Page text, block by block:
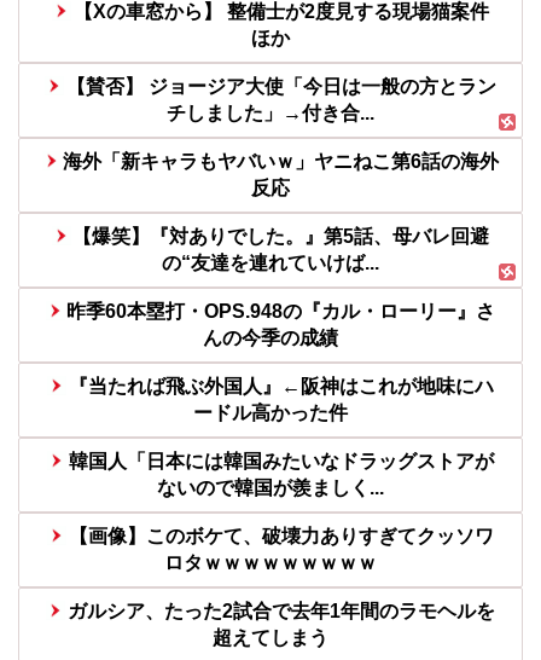
【Xの車窓から】 整備士が2度見する現場猫案件
ほか
【賛否】 ジョージア大使「今日は一般の方とラン
チしました」→付き合...
海外「新キャラもヤバいｗ」ヤニねこ第6話の海外
反応
【爆笑】『対ありでした。』第5話、母バレ回避
の“友達を連れていけば...
昨季60本塁打・OPS.948の『カル・ローリー』さ
んの今季の成績
『当たれば飛ぶ外国人』←阪神はこれが地味にハ
ードル高かった件
韓国人「日本には韓国みたいなドラッグストアが
ないので韓国が羨ましく...
【画像】このボケて、破壊力ありすぎてクッソワ
ロタｗｗｗｗｗｗｗｗｗ
ガルシア、たった2試合で去年1年間のラモヘルを
超えてしまう